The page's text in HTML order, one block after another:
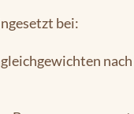
bei:
nach